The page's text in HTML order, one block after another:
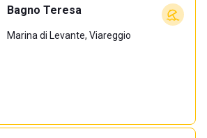
Bagno Teresa
Marina di Levante, Viareggio